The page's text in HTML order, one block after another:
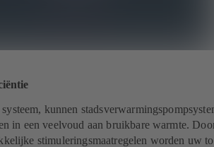
kunnen
in een veelvoud aan bruikbare warmte.
stimuleringsmaatregelen worden uw